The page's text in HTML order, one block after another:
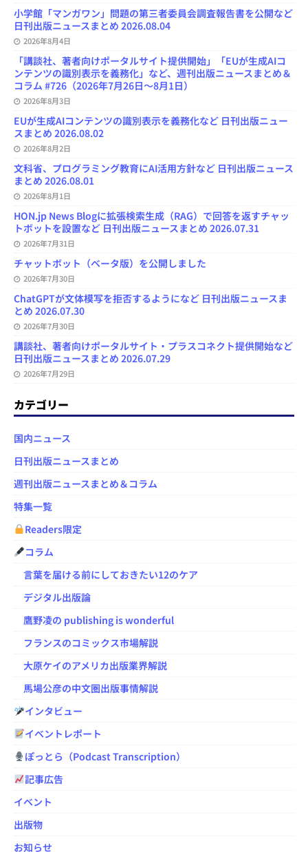
小学館「マンガワン」問題の第三者委員会調査報告書を公開など
日刊出版ニュースまとめ 2026.08.04
2026年8月4日
「講談社、著者向けポータルサイト提供開始」「EUが生成AIコ
ンテンツの識別表示を義務化」など、週刊出版ニュースまとめ＆
コラム #726（2026年7月26日～8月1日）
2026年8月3日
EUが生成AIコンテンツの識別表示を義務化など 日刊出版ニュー
スまとめ 2026.08.02
2026年8月2日
文科省、プログラミング教育にAI活用方針など 日刊出版ニュース
まとめ 2026.08.01
2026年8月1日
HON.jp News Blogに拡張検索生成（RAG）で回答を返すチャッ
トボットを設置など 日刊出版ニュースまとめ 2026.07.31
2026年7月31日
チャットボット（ベータ版）を公開しました
2026年7月30日
ChatGPTが文体模写を拒否するようになど 日刊出版ニュースま
とめ 2026.07.30
2026年7月30日
講談社、著者向けポータルサイト・プラスコネクト提供開始など
日刊出版ニュースまとめ 2026.07.29
2026年7月29日
カテゴリー
国内ニュース
日刊出版ニュースまとめ
週刊出版ニュースまとめ＆コラム
特集一覧
Readers限定
コラム
言葉を届ける前にしておきたい12のケア
デジタル出版論
鷹野凌の publishing is wonderful
フランスのコミックス市場解説
大原ケイのアメリカ出版業界解説
馬場公彦の中文圏出版事情解説
インタビュー
イベントレポート
ぽっとら（Podcast Transcription）
記事広告
イベント
出版物
お知らせ